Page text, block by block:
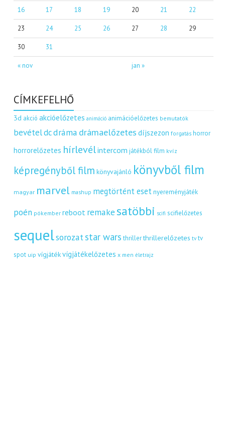
« nov jan »
16 17 18 19 20 21 22
23 24 25 26 27 28 29
30 31
CÍMKEFELHŐ
3d akció akcióelőzetes animáció animációelőzetes bemutatók
bevételdcdráma drámaelőzetes díjszezon forgatás horror
horrorelőzetes hírlevélintercom játékból film kvíz
képregényből film könyvajánló könyvből film
magyar marvel mashup megtörtént eset nyereményjáték
poén pókember reboot remakesatöbbi scifi scifielőzetes
sequelsorozatstar wars thriller thrillerelőzetes tv tv
spot uip vígjátékvígjátékelőzetes x men életrajz